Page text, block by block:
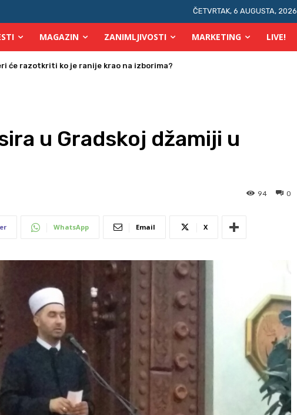
ČETVRTAK, 6 AUGUSTA, 2026
MAGAZIN ZANIMLJIVOSTI MARKETING LIVE!
naknada za osobe s invaliditetom
u Gradskoj džamiji u
0
94
WhatsApp Email X